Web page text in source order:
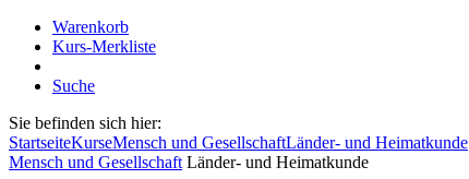
Warenkorb
Kurs-Merkliste
Suche
Sie befinden sich hier:
StartseiteKurseMensch und GesellschaftLänder- und Heimatkunde
Mensch und Gesellschaft Länder- und Heimatkunde